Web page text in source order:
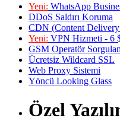
Yeni: WhatsApp
DDoS Saldırı Koruma
CDN (Content
Yeni: VPN Hizmeti - 6
GSM Operatör
Ücretsiz Wildcard SSL
Web Proxy Sistemi
Yöncü Looking Glass
Özel